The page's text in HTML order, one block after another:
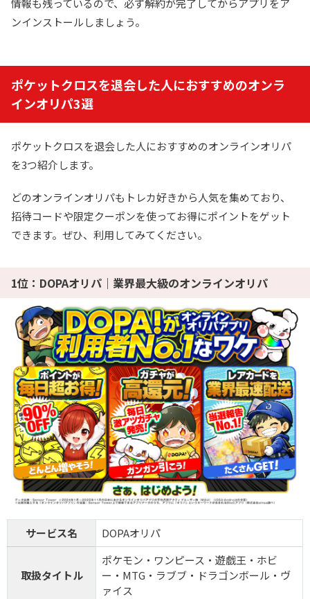
情報も残っているので、必ず解約が完了してからアプリをア
ンインストールしましょう。
ポケットクロスを退会した人におすすめのオンラ
インオリパ3選
ポケットクロスを退会した人におすすめのオンラインオリパ
を3つ紹介します。
どのオンラインオリパもトレカ好きから人気を集めており、
招待コードや限定クーポンを使ってお得にポイントをゲット
できます。ぜひ、利用してみてください。
1位：DOPAオリパ｜業界最大級のオンラインオリパ
サービス名 DOPAオリパ
取扱タイトル
ポケモン・ワンピース・遊戯王・ホビ
ー・MTG・ラブブ・ドラゴンボール・ヴ
ァイス